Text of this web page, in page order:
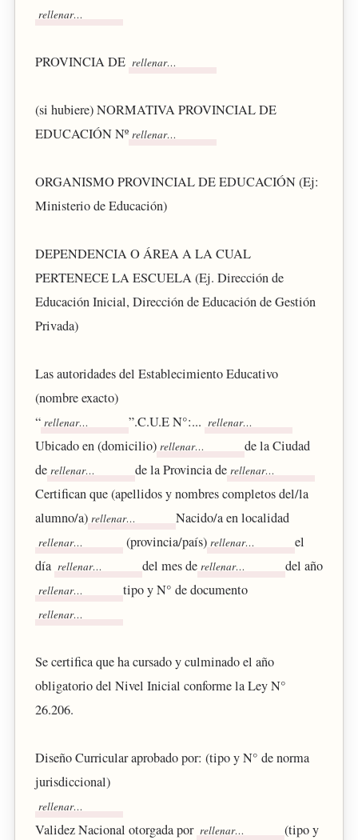
PROVINCIA DE
(si hubiere) NORMATIVA PROVINCIAL DE
EDUCACIÓN Nº
ORGANISMO PROVINCIAL DE EDUCACIÓN (Ej:
Ministerio de Educación)
DEPENDENCIA O ÁREA A LA CUAL
PERTENECE LA ESCUELA (Ej. Dirección de
Educación Inicial, Dirección de Educación de Gestión
Privada)
Las autoridades del Establecimiento Educativo
(nombre exacto)
“
”.C.U.E N°:...
Ubicado en (domicilio)
de la Ciudad
de
de la Provincia de
Certifican que (apellidos y nombres completos del/la
alumno/a)
Nacido/a en localidad
(provincia/país)
el
día
del mes de
del año
tipo y N° de documento
Se certifica que ha cursado y culminado el año
obligatorio del Nivel Inicial conforme la Ley N°
26.206.
Diseño Curricular aprobado por: (tipo y N° de norma
jurisdiccional)
Validez Nacional otorgada por
(tipo y